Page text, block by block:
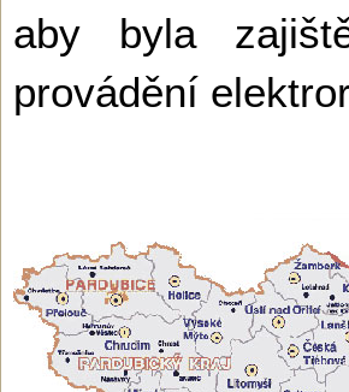
aby byla
provádění